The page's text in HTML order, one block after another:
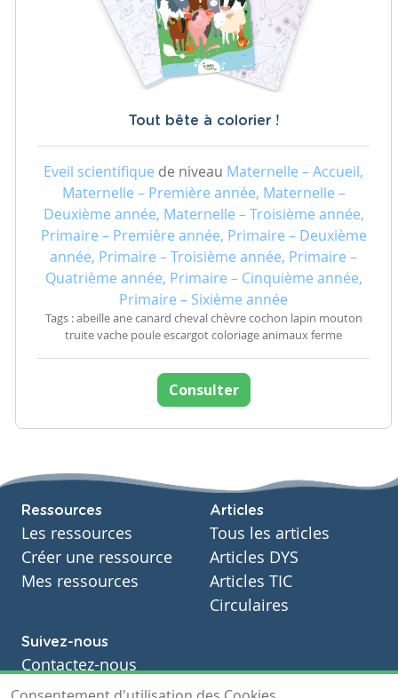
Tout bête à colorier !
Eveil scientifique de niveau Maternelle – Accueil,
Maternelle – Première année, Maternelle –
Deuxième année, Maternelle – Troisième année,
Primaire – Première année, Primaire – Deuxième
année, Primaire – Troisième année, Primaire –
Quatrième année, Primaire – Cinquième année,
Primaire – Sixième année
Tags : abeille ane canard cheval chèvre cochon lapin mouton
truite vache poule escargot coloriage animaux ferme
Consulter
Ressources
Les ressources
Créer une ressource
Mes ressources
Articles
Tous les articles
Articles DYS
Articles TIC
Circulaires
Suivez-nous
Contactez-nous
Soutien scolaire